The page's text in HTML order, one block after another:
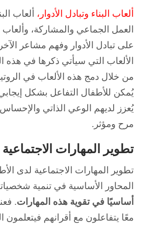
ألعاب البناء وتبادل الأدوار، ألعاب
العمل الجماعي والمشاركة،
على تبادل الأدوار وفهم مشاعر
الألعاب التي سيأتي ذكرها في هذه
من خلال دمج هذه الألعاب في
يُمكن للأطفال التفاعل بشكل
يُعزز لديهم الوعي الذاتي
مرح ومؤثر.
تطوير المهارات
تطوير المهارات الاجتماعية لدى
المحاور الأساسية في تنمية
أساسيًا في تقوية هذه المهارات.
معًا يتفاعلون مع أقرانهم فيتعلمون